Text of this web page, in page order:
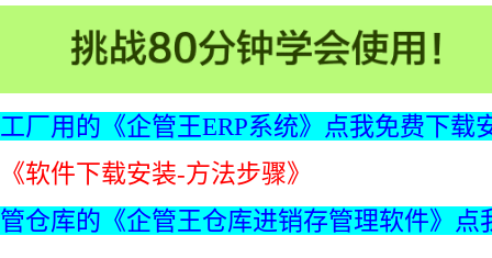
工厂用的《企管王ERP系统》点我免费下载
《软件下载安装-方法步骤》
管仓库的《企管王仓库进销存管理软件》点